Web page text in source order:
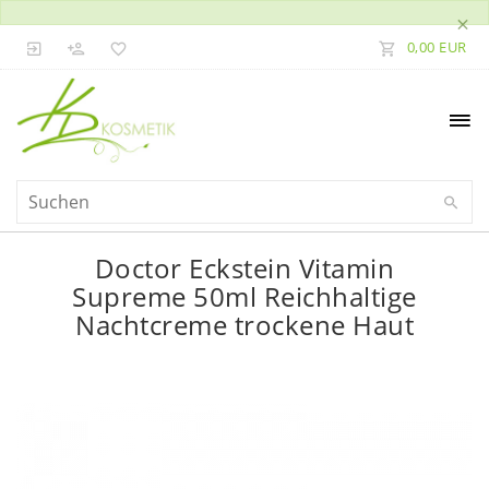
×
0,00 EUR
Doctor Eckstein Vitamin
Supreme 50ml Reichhaltige
Nachtcreme trockene Haut